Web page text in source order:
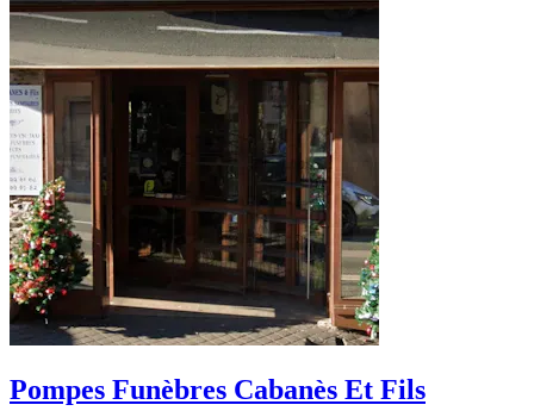
Pompes Funèbres Cabanès Et Fils